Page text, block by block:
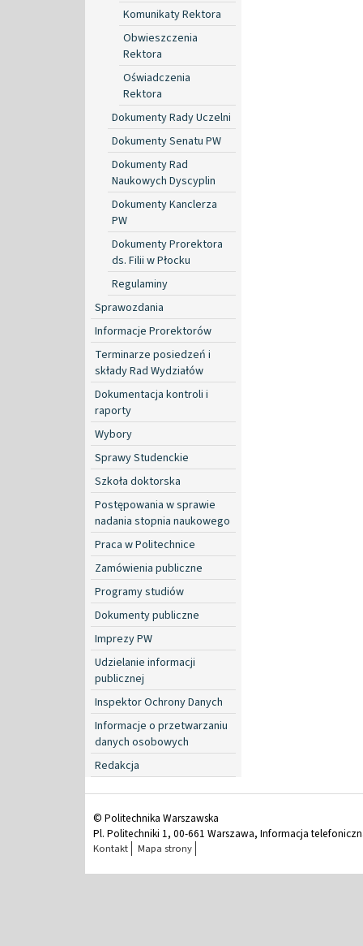
Komunikaty Rektora
Obwieszczenia
Rektora
Oświadczenia
Rektora
Dokumenty Rady Uczelni
Dokumenty Senatu PW
Dokumenty Rad
Naukowych Dyscyplin
Dokumenty Kanclerza
PW
Dokumenty Prorektora
ds. Filii w Płocku
Regulaminy
Sprawozdania
Informacje Prorektorów
Terminarze posiedzeń i
składy Rad Wydziałów
Dokumentacja kontroli i
raporty
Wybory
Sprawy Studenckie
Szkoła doktorska
Postępowania w sprawie
nadania stopnia naukowego
Praca w Politechnice
Zamówienia publiczne
Programy studiów
Dokumenty publiczne
Imprezy PW
Udzielanie informacji
publicznej
Inspektor Ochrony Danych
Informacje o przetwarzaniu
danych osobowych
Redakcja
© Politechnika Warszawska
Pl. Politechniki 1, 00-661 Warszawa, Informacja
Kontakt Mapa strony